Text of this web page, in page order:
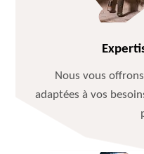
Nous vous
adaptées à vos